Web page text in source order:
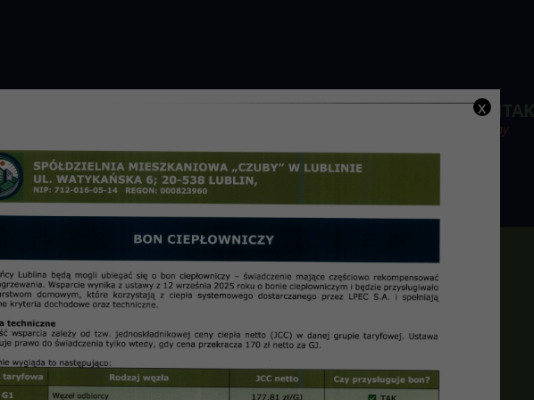
PRZETARGI OSIEDLA KONTAKT
telefony
z dnia 25.09.2019 r.
x